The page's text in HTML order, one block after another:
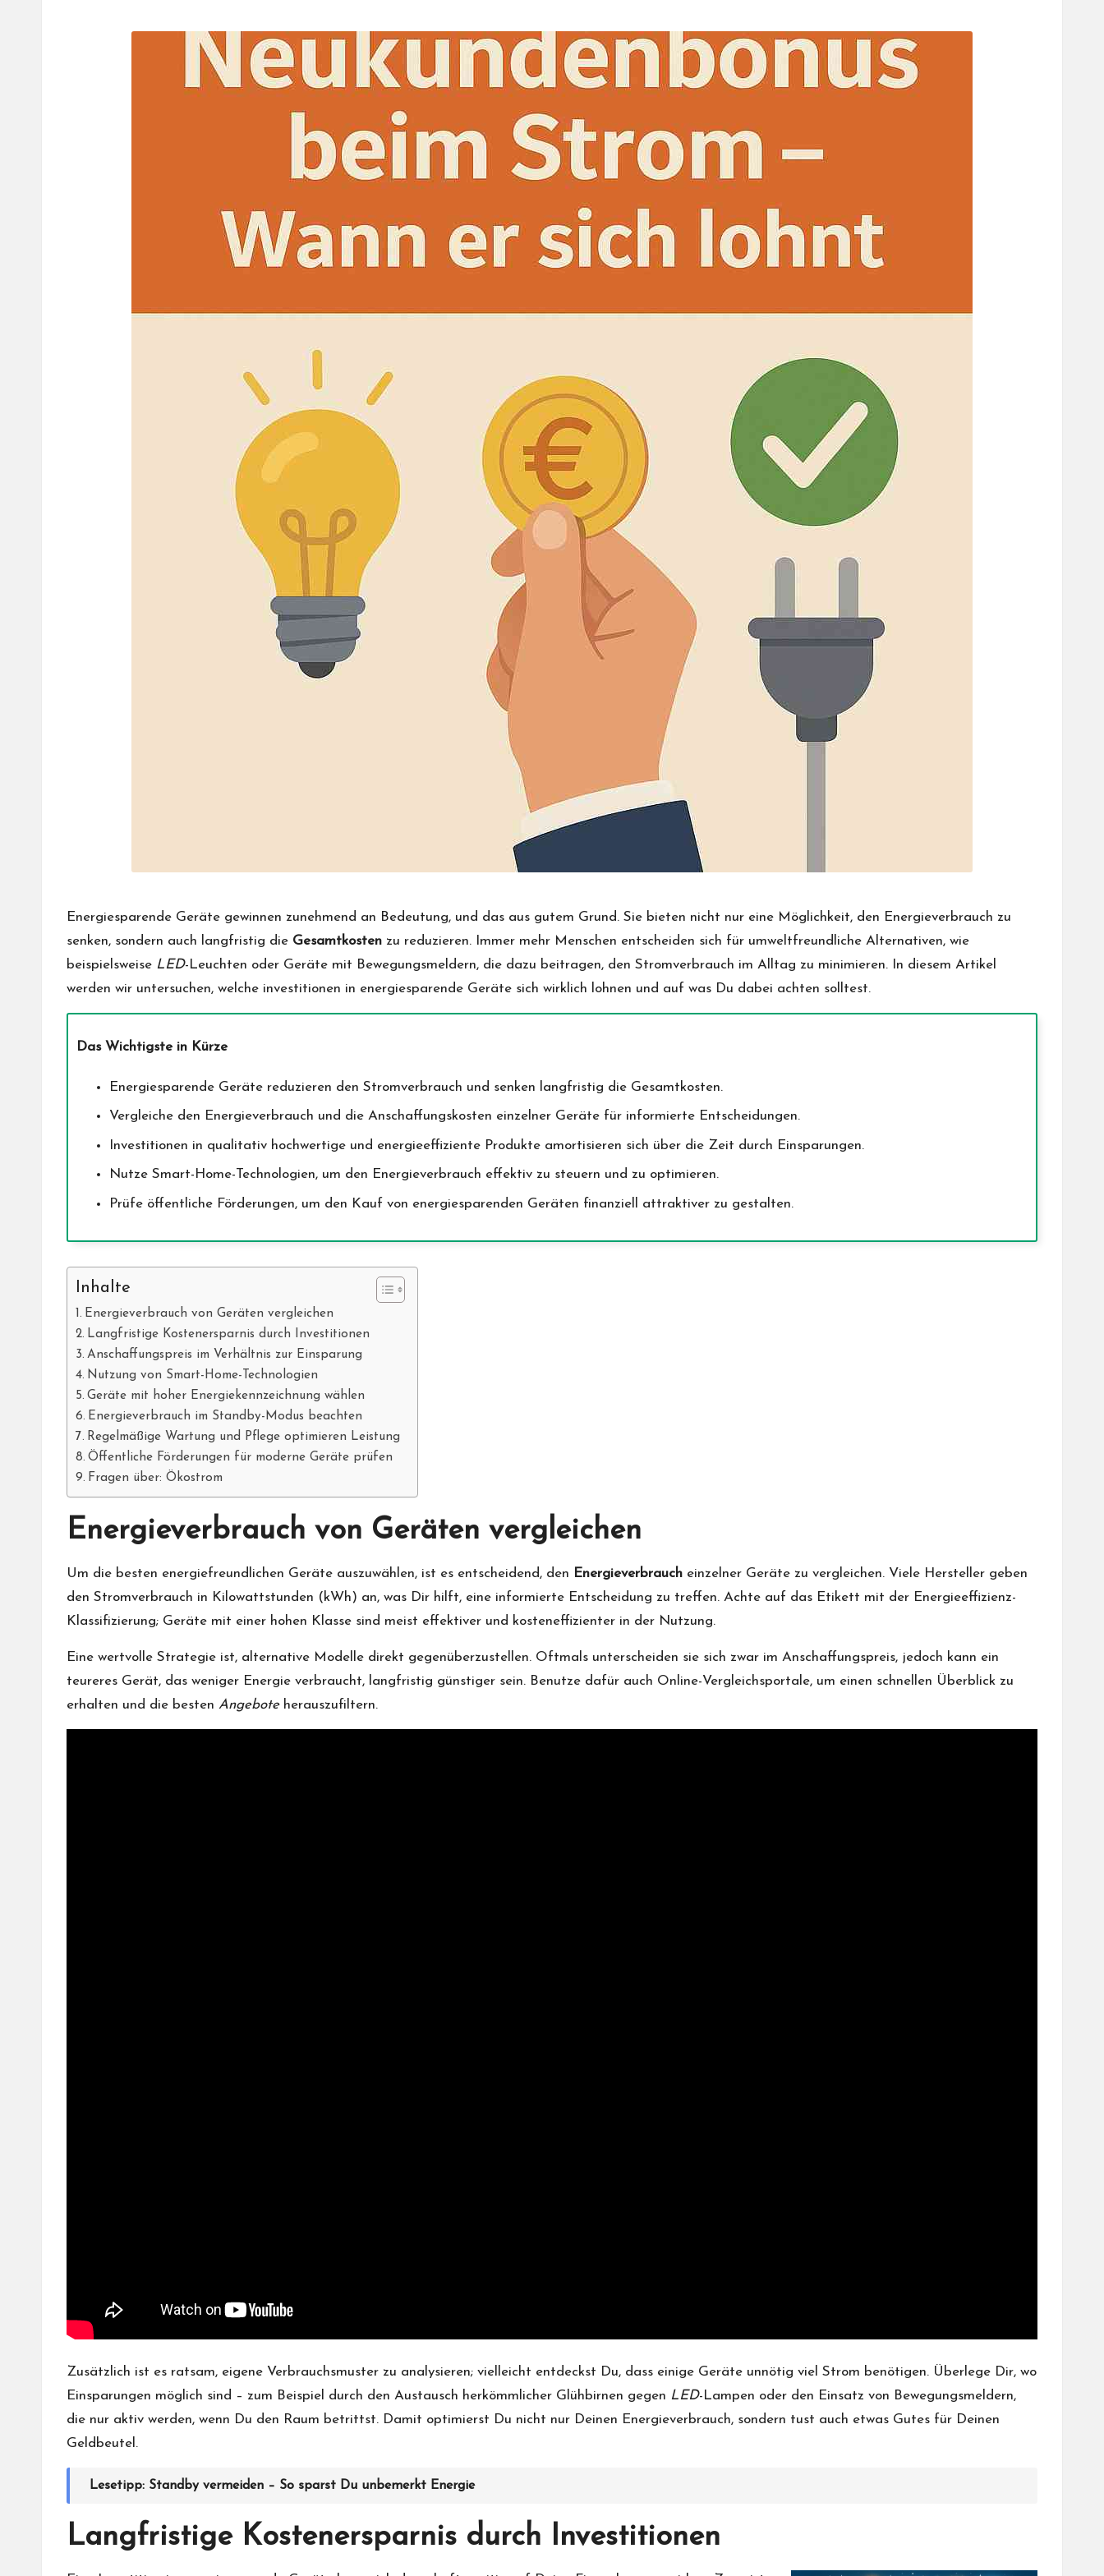
Energiesparende Geräte gewinnen zunehmend an Bedeutung, und das aus gutem Grund. Sie bieten nicht nur eine Möglichkeit, den Energieverbrauch zu
senken, sondern auch langfristig die Gesamtkosten zu reduzieren. Immer mehr Menschen entscheiden sich für umweltfreundliche Alternativen, wie
beispielsweise LED-Leuchten oder Geräte mit Bewegungsmeldern, die dazu beitragen, den Stromverbrauch im Alltag zu minimieren. In diesem Artikel
werden wir untersuchen, welche investitionen in energiesparende Geräte sich wirklich lohnen und auf was Du dabei achten solltest.
Das Wichtigste in Kürze
Energiesparende Geräte reduzieren den Stromverbrauch und senken langfristig die Gesamtkosten.
Vergleiche den Energieverbrauch und die Anschaffungskosten einzelner Geräte für informierte Entscheidungen.
Investitionen in qualitativ hochwertige und energieeffiziente Produkte amortisieren sich über die Zeit durch Einsparungen.
Nutze Smart-Home-Technologien, um den Energieverbrauch effektiv zu steuern und zu optimieren.
Prüfe öffentliche Förderungen, um den Kauf von energiesparenden Geräten finanziell attraktiver zu gestalten.
Inhalte
Energieverbrauch von Geräten vergleichen
Langfristige Kostenersparnis durch Investitionen
Anschaffungspreis im Verhältnis zur Einsparung
Nutzung von Smart-Home-Technologien
Geräte mit hoher Energiekennzeichnung wählen
Energieverbrauch im Standby-Modus beachten
Regelmäßige Wartung und Pflege optimieren Leistung
Öffentliche Förderungen für moderne Geräte prüfen
Fragen über: Ökostrom
Energieverbrauch von Geräten vergleichen
Um die besten energiefreundlichen Geräte auszuwählen, ist es entscheidend, den Energieverbrauch einzelner Geräte zu vergleichen. Viele Hersteller geben
den Stromverbrauch in Kilowattstunden (kWh) an, was Dir hilft, eine informierte Entscheidung zu treffen. Achte auf das Etikett mit der Energieeffizienz-
Klassifizierung; Geräte mit einer hohen Klasse sind meist effektiver und kosteneffizienter in der Nutzung.
Eine wertvolle Strategie ist, alternative Modelle direkt gegenüberzustellen. Oftmals unterscheiden sie sich zwar im Anschaffungspreis, jedoch kann ein
teureres Gerät, das weniger Energie verbraucht, langfristig günstiger sein. Benutze dafür auch Online-Vergleichsportale, um einen schnellen Überblick zu
erhalten und die besten Angeboteherauszufiltern.
Zusätzlich ist es ratsam, eigene Verbrauchsmuster zu analysieren; vielleicht entdeckst Du, dass einige Geräte unnötig viel Strom benötigen. Überlege Dir, wo
Einsparungen möglich sind – zum Beispiel durch den Austausch herkömmlicher Glühbirnen gegen LED-Lampen oder den Einsatz von Bewegungsmeldern,
die nur aktiv werden, wenn Du den Raum betrittst. Damit optimierst Du nicht nur Deinen Energieverbrauch, sondern tust auch etwas Gutes für Deinen
Geldbeutel.
Lesetipp: Standby vermeiden – So sparst Du unbemerkt Energie
Langfristige Kostenersparnis durch Investitionen